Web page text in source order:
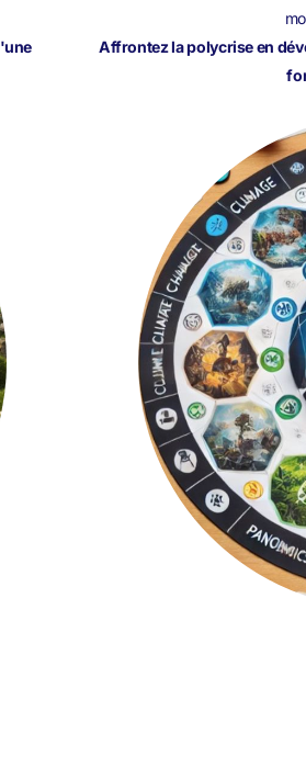
Affrontez la polycrise en